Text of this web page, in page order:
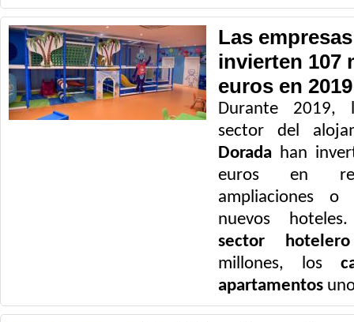
Las
invierten 107
euros en 2019
Durante 2019,
sector del
Dorada han
euros en
ampliaciones
nuevos
sector hotelero
millones, los
apartamentos